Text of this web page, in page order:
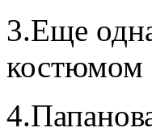
3.Еще
костюмом